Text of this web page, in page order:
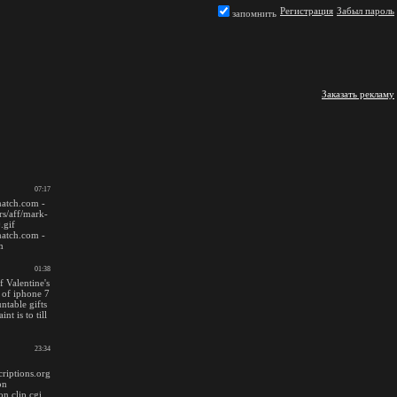
запомнить Регистрация Забыл пароль
Заказать рекламу